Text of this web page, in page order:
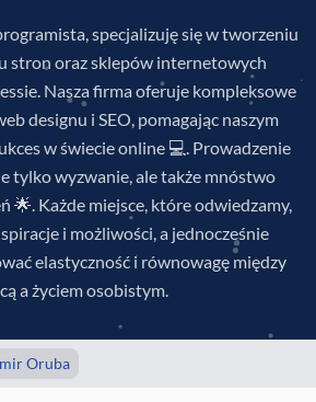
specjalizuję się w tworzeniu
stron oraz sklepów internetowych
Nasza firma oferuje kompleksowe
designu i SEO, pomagając naszym
w świecie online 💻. Prowadzenie
tylko wyzwanie, ale także mnóstwo
🌟. Każde miejsce, które odwiedzamy,
i możliwości, a jednocześnie
elastyczność i równowagę między
a życiem osobistym.
Oruba